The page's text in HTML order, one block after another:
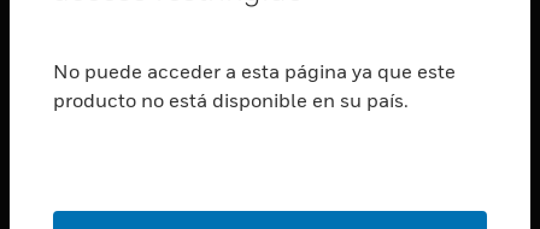
Cambiar vista
SERVICIOS
Cambiar vista
No puede acceder a esta página ya que este
producto no está disponible en su país.